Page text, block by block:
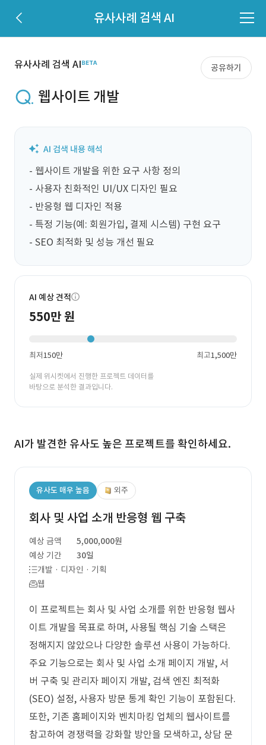
유사사례 검색 AI
유사사례 검색 AI 공유하기
웹사이트 개발
- 웹사이트 개발을 위한 요구 사항 정의
- 사용자 친화적인 UI/UX 디자인 필요
- 반응형 웹 디자인 적용
- 특정 기능(예: 회원가입, 결제 시스템) 구현 요구
- SEO 최적화 및 성능 개선 필요
AI 예상 견적
550만 원
최저150만 최고1,500만
실제 위시켓에서 진행한 프로젝트 데이터를
바탕으로 분석한 결과입니다.
AI가 발견한 유사도 높은 프로젝트를 확인하세요.
유사도 매우 높음 외주
회사 및 사업 소개 반응형 웹 구축
예상 금액
5,000,000원
예상 기간
30일
개발 · 디자인 · 기획
웹
이 프로젝트는 회사 및 사업 소개를 위한 반응형 웹사
이트 개발을 목표로 하며, 사용될 핵심 기술 스택은
정해지지 않았으나 다양한 솔루션 사용이 가능하다.
주요 기능으로는 회사 및 사업 소개 페이지 개발, 서
버 구축 및 관리자 페이지 개발, 검색 엔진 최적화
(SEO) 설정, 사용자 방문 통계 확인 기능이 포함된다.
또한, 기존 홈페이지와 벤치마킹 업체의 웹사이트를
참고하여 경쟁력을 강화할 방안을 모색하고, 상담 문